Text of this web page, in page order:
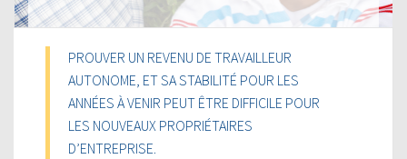
PROUVER UN REVENU DE TRAVAILLEUR
AUTONOME, ET SA STABILITÉ POUR LES
ANNÉES À VENIR PEUT ÊTRE DIFFICILE POUR
LES NOUVEAUX PROPRIÉTAIRES
D’ENTREPRISE.